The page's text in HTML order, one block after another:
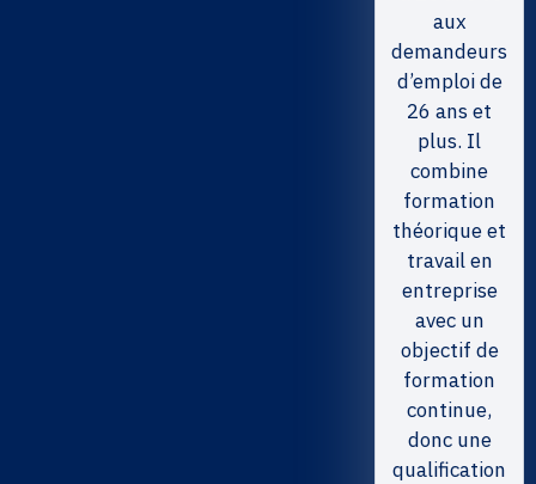
aux
demandeurs
d’emploi de
26 ans et
plus. Il
combine
formation
théorique et
travail en
entreprise
avec un
objectif de
formation
continue,
donc une
qualification